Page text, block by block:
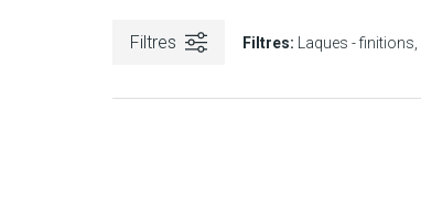
Filtres Filtres: Laques - finitions